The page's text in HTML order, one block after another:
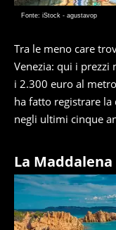
Fonte: iStock - agustavop
Tra le meno care
Venezia: qui i
i 2.300 euro al
ha fatto registrare
negli ultimi cinque
La Maddalena